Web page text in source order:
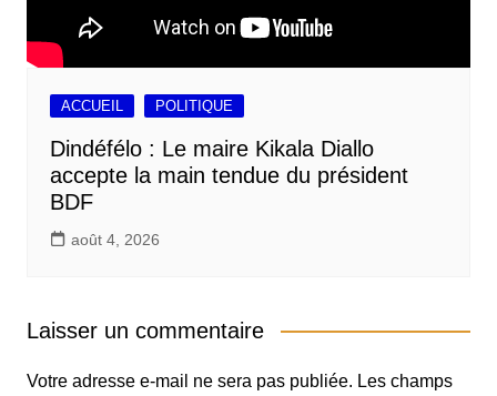
ACCUEIL POLITIQUE
Dindéfélo : Le maire Kikala Diallo
accepte la main tendue du président
BDF
août 4, 2026
Laisser un commentaire
Votre adresse e-mail ne sera pas publiée. Les champs